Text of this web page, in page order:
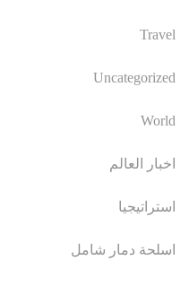
Travel
Uncategorized
World
اخبار العالم
استراتيجيا
اسلحة دمار شامل